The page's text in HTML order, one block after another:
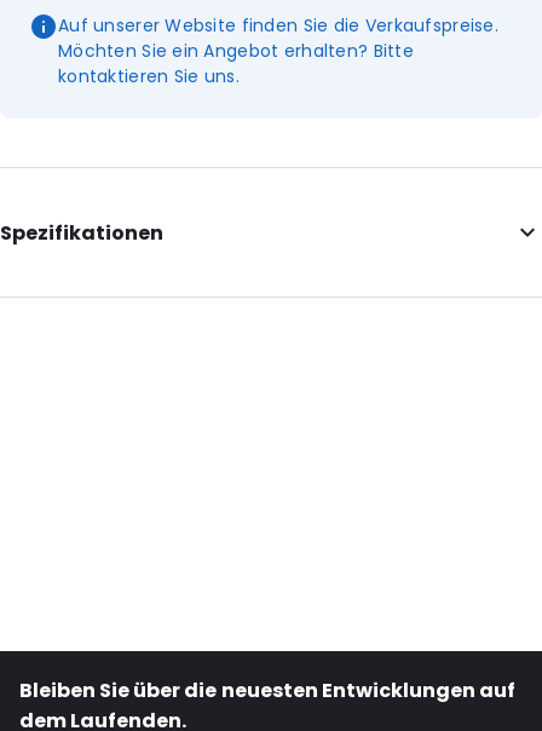
Auf unserer Website finden Sie die Verkaufspreise.
Möchten Sie ein Angebot erhalten? Bitte
kontaktieren Sie uns.
Spezifikationen
Internal Length: 120
Bestell-ID: 870
Bleiben Sie über die neuesten Entwicklungen auf
dem Laufenden.